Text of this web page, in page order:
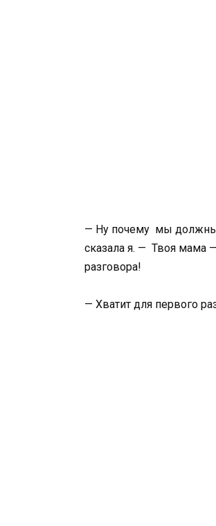
— Ну почему мы должны
сказала я. — Твоя мама
разговора!
— Хватит для первого